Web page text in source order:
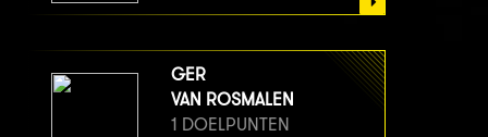
GER
VAN ROSMALEN
1 DOELPUNTEN